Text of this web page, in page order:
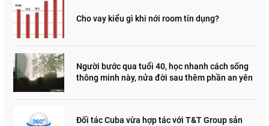
Cho vay kiểu gì khi nới room tín dụng?
Người bước qua tuổi 40, học nhanh cách sống
thông minh này, nửa đời sau thêm phần an yên
Đối tác Cuba vừa hợp tác với T&T Group sản